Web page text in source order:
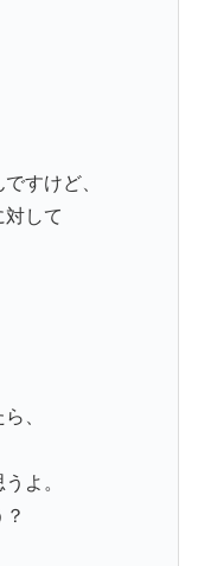
すけど、
して
、
よ。